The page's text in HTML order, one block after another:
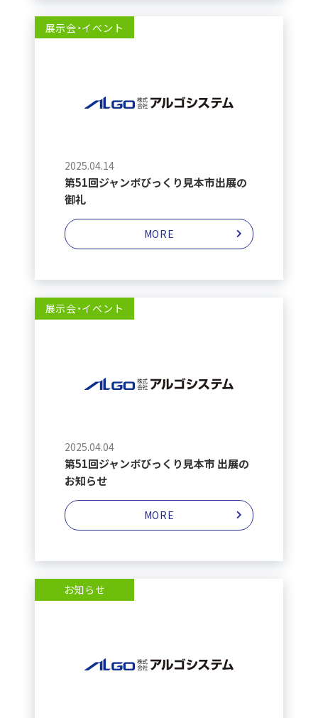
展示会・イベント
2025.04.14
第51回ジャンボびっくり見本市出展の
御礼
MORE
展示会・イベント
2025.04.04
第51回ジャンボびっくり見本市 出展の
お知らせ
MORE
お知らせ